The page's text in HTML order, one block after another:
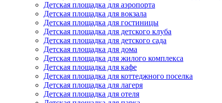
Детская площадка для аэропорта
Детская площадка для вокзала
Детская площадка для гостиницы
Детская площадка для детского клуба
Детская площадка для детского сада
Детская площадка для дома
Детская площадка для жилого комплекса
Детская площадка для кафе
Детская площадка для коттеджного поселка
Детская площадка для лагеря
Детская площадка для отеля